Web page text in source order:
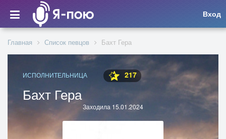
Вход
Главная Список певцов Бахт Гера
ИСПОЛНИТЕЛЬНИЦА 217
Бахт Гера
Заходила 15.01.2024